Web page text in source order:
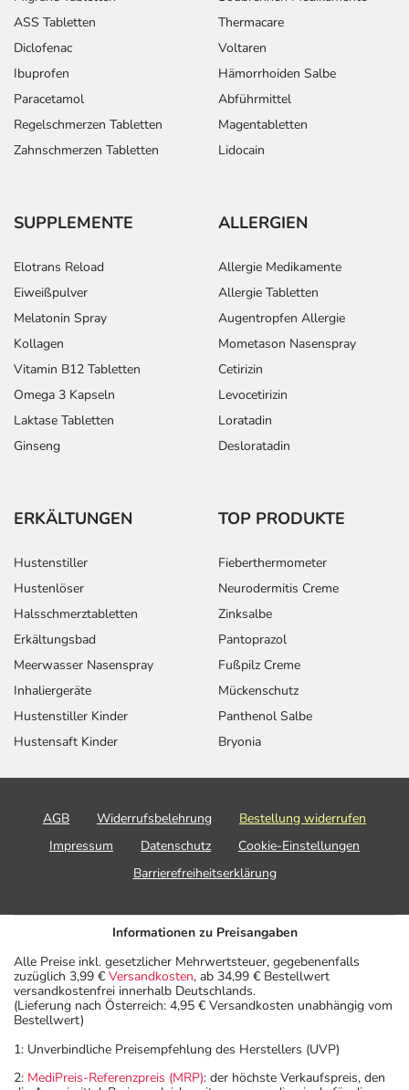
ASS Tabletten
Diclofenac
Ibuprofen
Paracetamol
Regelschmerzen Tabletten
Zahnschmerzen Tabletten
Thermacare
Voltaren
Hämorrhoiden Salbe
Abführmittel
Magentabletten
Lidocain
SUPPLEMENTE
Elotrans Reload
Eiweißpulver
Melatonin Spray
Kollagen
Vitamin B12 Tabletten
Omega 3 Kapseln
Laktase Tabletten
Ginseng
ALLERGIEN
Allergie Medikamente
Allergie Tabletten
Augentropfen Allergie
Mometason Nasenspray
Cetirizin
Levocetirizin
Loratadin
Desloratadin
ERKÄLTUNGEN
Hustenstiller
Hustenlöser
Halsschmerztabletten
Erkältungsbad
Meerwasser Nasenspray
Inhaliergeräte
Hustenstiller Kinder
Hustensaft Kinder
TOP PRODUKTE
Fieberthermometer
Neurodermitis Creme
Zinksalbe
Pantoprazol
Fußpilz Creme
Mückenschutz
Panthenol Salbe
Bryonia
AGB Widerrufsbelehrung
Bestellung widerrufen
Impressum
Datenschutz
Cookie-Einstellungen
Barrierefreiheitserklärung
Informationen zu Preisangaben
Alle Preise inkl. gesetzlicher Mehrwertsteuer, gegebenenfalls
zuzüglich 3,99 € Versandkosten, ab 34,99 € Bestellwert
versandkostenfrei innerhalb Deutschlands.
(Lieferung nach Österreich: 4,95 € Versandkosten unabhängig vom
Bestellwert)
1: Unverbindliche Preisempfehlung des Herstellers (UVP)
2: MediPreis-Referenzpreis (MRP): der höchste Verkaufspreis, den